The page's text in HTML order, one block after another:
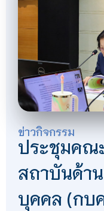
ข่าวกิจกรรม
ประชุมคณ
สถาบันด้า
บุคคล (กบ